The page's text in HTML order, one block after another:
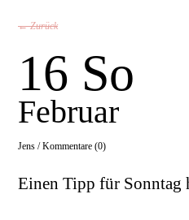
← Zurück
16 So
Februar
Jens /Kommentare (0)
Einen Tipp für Sonntag